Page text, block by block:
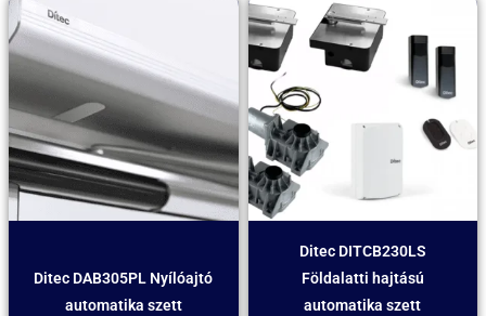
Ditec DAB305PL Nyílóajtó
automatika szett
Ditec DITCB230LS
Földalatti hajtású
automatika szett